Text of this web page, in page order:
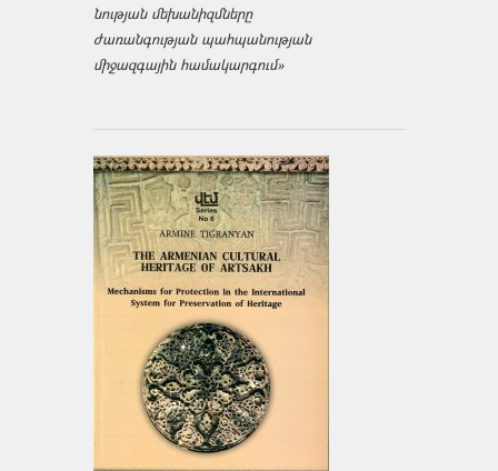
նության մեխանիզմները
ժառանգության պահպանության
միջազ­գային համակարգում»